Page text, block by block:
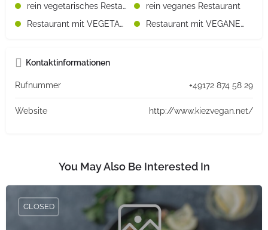
rein vegetarisches Restaurant
rein veganes Restaurant
Restaurant mit VEGETARISCHEN Speisen
Restaurant mit VEGANEN Speisen
Kontaktinformationen
Rufnummer +49172 874 58 29
Website http://www.kiezvegan.net/
You May Also Be Interested In
CLOSED